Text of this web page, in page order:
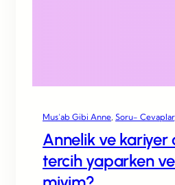
Mus’ab Gibi Anne Soru- Cevaplar,
Annelik ve kariyer
tercih yaparken